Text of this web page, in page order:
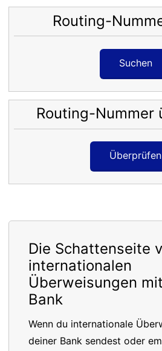
Routing-
Suchen
Routing-Nummer
Überprüfen
Die Schattenseite
internationalen
Überweisungen
Bank
Wenn du internationale
deiner Bank sendest oder